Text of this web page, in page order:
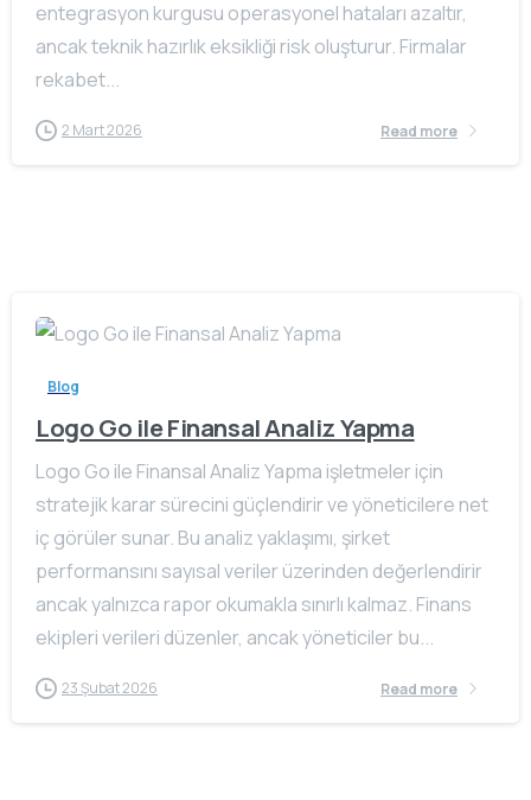
entegrasyon kurgusu operasyonel hataları azaltır,
ancak teknik hazırlık eksikliği risk oluşturur. Firmalar
rekabet...
2 Mart 2026 Read more
Blog
Logo Go ile Finansal Analiz Yapma
Logo Go ile Finansal Analiz Yapma işletmeler için
stratejik karar sürecini güçlendirir ve yöneticilere net
iç görüler sunar. Bu analiz yaklaşımı, şirket
performansını sayısal veriler üzerinden değerlendirir
ancak yalnızca rapor okumakla sınırlı kalmaz. Finans
ekipleri verileri düzenler, ancak yöneticiler bu...
23 Şubat 2026 Read more